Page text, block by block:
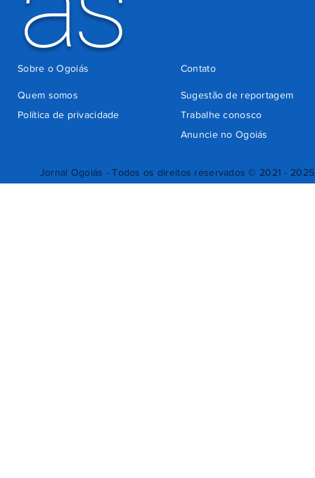
Jornal Ogoiás - Todos os direitos reservados © 2021 - 2025
Quem somos
Sugestão de reportagem
Trabalhe conosco
Política de privacidade
Anuncie no Ogoiás
Contato
Sobre o Ogoiás